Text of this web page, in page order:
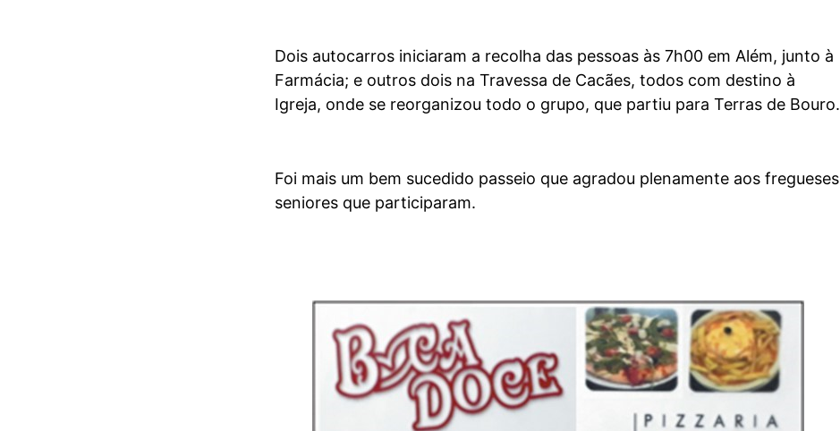
Dois autocarros iniciaram a recolha das pessoas às 7h00 em Além, junto à
Farmácia; e outros dois na Travessa de Cacães, todos com destino à
Igreja, onde se reorganizou todo o grupo, que partiu para Terras de Bouro.
Foi mais um bem sucedido passeio que agradou plenamente aos fregueses
seniores que participaram.